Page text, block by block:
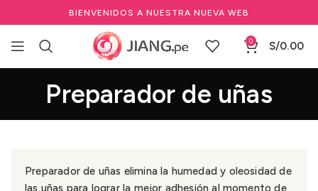
BIENVENIDOS A NUESTRA NUEVA WEB
0 S/0.00
Preparador de uñas
Preparador de uñas elimina la humedad y oleosidad de
las uñas para lograr la mejor adhesión al momento de